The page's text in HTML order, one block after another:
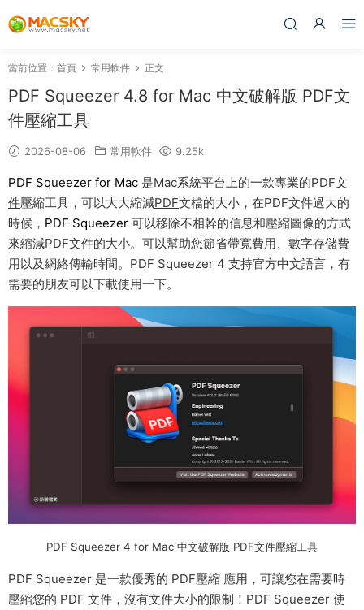
當前位置： 首頁 常用軟件 正文
PDF Squeezer 4.8 for Mac 中文破解版 PDF文
件壓縮工具
2026-08-06 常用軟件 9.25k
PDF Squeezer for Mac 是Mac系統平台上的一款專業的PDF文
件壓縮工具，可以大大縮減PDF文檔的大小，在PDF文件過大的
時候， PDF Squeezer 可以移除不相幹的信息和壓縮圖像的方式
來縮減PDF文件的大小。可以幫助您節省帶寬費用、數字存儲費
用以及網絡傳輸時間。PDF Squeezer 4 支持官方中文語言，有
需要的朋友可以下載使用一下。
PDF Squeezer 4 for Mac 中文破解版 PDF文件壓縮工具
PDF Squeezer 是一款優秀的 PDF壓縮 應用，可讓您在需要時
壓縮您的 PDF 文件，沒有文件大小的限制！PDF Squeezer 使